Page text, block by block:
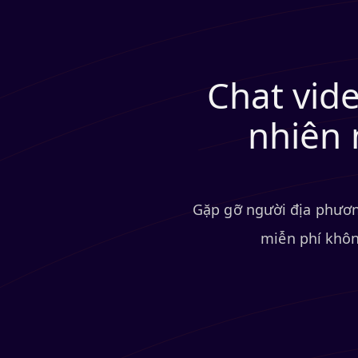
Chat
nhiên
Gặp gỡ người địa
miễn phí